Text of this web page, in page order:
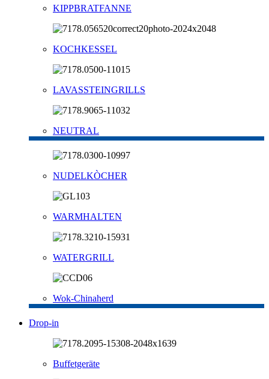
KIPPBRATFANNE
KOCHKESSEL
LAVASSTEINGRILLS
NEUTRAL
NUDELKÒCHER
WARMHALTEN
WATERGRILL
Wok-Chinaherd
Drop-in
Buffetgeräte